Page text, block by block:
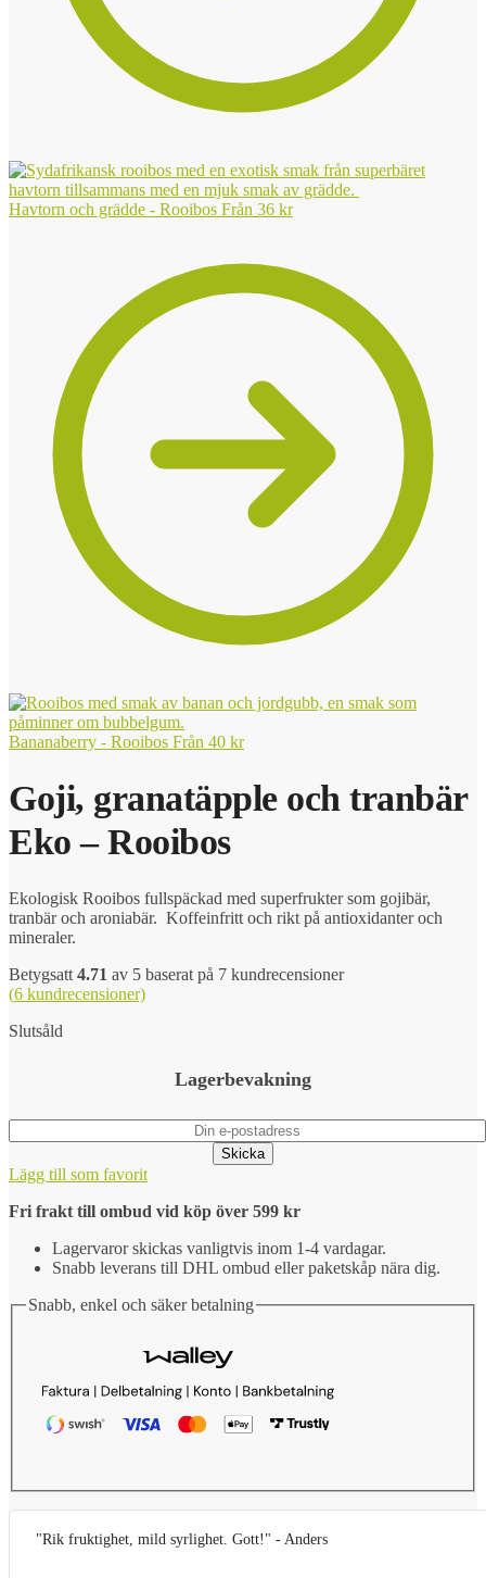
Havtorn och grädde - Rooibos Från 36 kr
Bananaberry - Rooibos Från 40 kr
Goji, granatäpple och tranbär
Eko – Rooibos
Ekologisk Rooibos fullspäckad med superfrukter som gojibär,
tranbär och aroniabär. Koffeinfritt och rikt på antioxidanter och
mineraler.
Betygsatt 4.71 av 5 baserat på 7 kundrecensioner
(6 kundrecensioner)
Slutsåld
Lagerbevakning
Skicka
Lägg till som favorit
Fri frakt till ombud vid köp över 599 kr
Lagervaror skickas vanligtvis inom 1-4 vardagar.
Snabb leverans till DHL ombud eller paketskåp nära dig.
Snabb, enkel och säker betalning
"Rik fruktighet, mild syrlighet. Gott!" - Anders